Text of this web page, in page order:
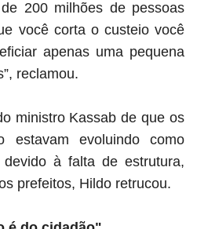
200 milhões de pessoas
você corta o custeio você
apenas uma pequena
reclamou.
ministro Kassab de que os
estavam evoluindo como
à falta de estrutura,
prefeitos, Hildo retrucou.